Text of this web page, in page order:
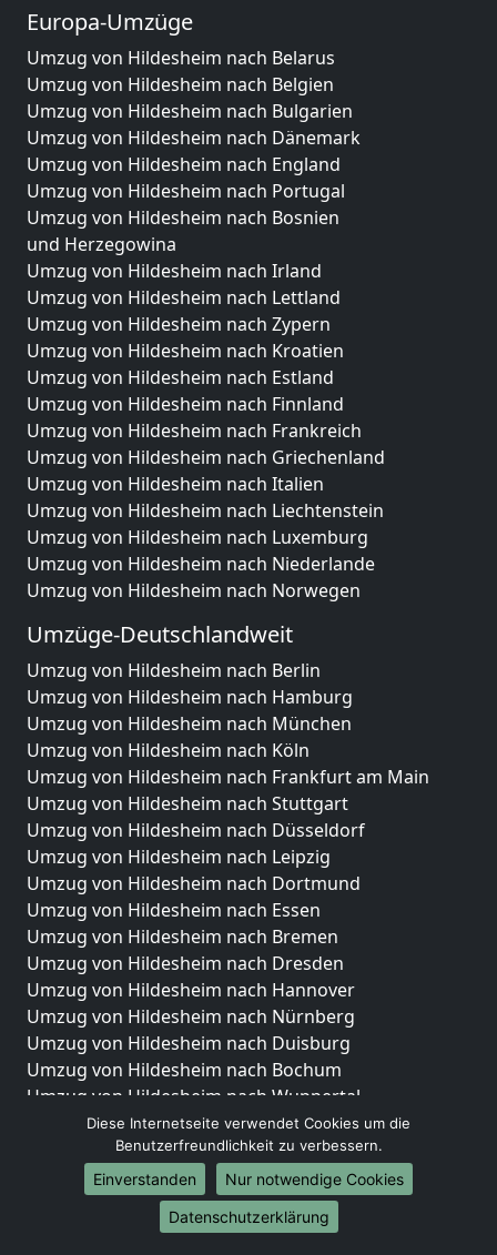
Europa-Umzüge
Umzug von Hildesheim nach Belarus
Umzug von Hildesheim nach Belgien
Umzug von Hildesheim nach Bulgarien
Umzug von Hildesheim nach Dänemark
Umzug von Hildesheim nach England
Umzug von Hildesheim nach Portugal
Umzug von Hildesheim nach Bosnien
und Herzegowina
Umzug von Hildesheim nach Irland
Umzug von Hildesheim nach Lettland
Umzug von Hildesheim nach Zypern
Umzug von Hildesheim nach Kroatien
Umzug von Hildesheim nach Estland
Umzug von Hildesheim nach Finnland
Umzug von Hildesheim nach Frankreich
Umzug von Hildesheim nach Griechenland
Umzug von Hildesheim nach Italien
Umzug von Hildesheim nach Liechtenstein
Umzug von Hildesheim nach Luxemburg
Umzug von Hildesheim nach Niederlande
Umzug von Hildesheim nach Norwegen
Umzüge-Deutschlandweit
Umzug von Hildesheim nach Berlin
Umzug von Hildesheim nach Hamburg
Umzug von Hildesheim nach München
Umzug von Hildesheim nach Köln
Umzug von Hildesheim nach Frankfurt am Main
Umzug von Hildesheim nach Stuttgart
Umzug von Hildesheim nach Düsseldorf
Umzug von Hildesheim nach Leipzig
Umzug von Hildesheim nach Dortmund
Umzug von Hildesheim nach Essen
Umzug von Hildesheim nach Bremen
Umzug von Hildesheim nach Dresden
Umzug von Hildesheim nach Hannover
Umzug von Hildesheim nach Nürnberg
Umzug von Hildesheim nach Duisburg
Umzug von Hildesheim nach Bochum
Umzug von Hildesheim nach Wuppertal
Umzug von Hildesheim nach Bielefeld
Umzug von Hildesheim nach Bonn
Umzug von Hildesheim nach Münster
Internationale-Umzüge
Diese Internetseite verwendet Cookies um die
Benutzerfreundlichkeit zu verbessern.
Einverstanden
Nur notwendige Cookies
Datenschutzerklärung